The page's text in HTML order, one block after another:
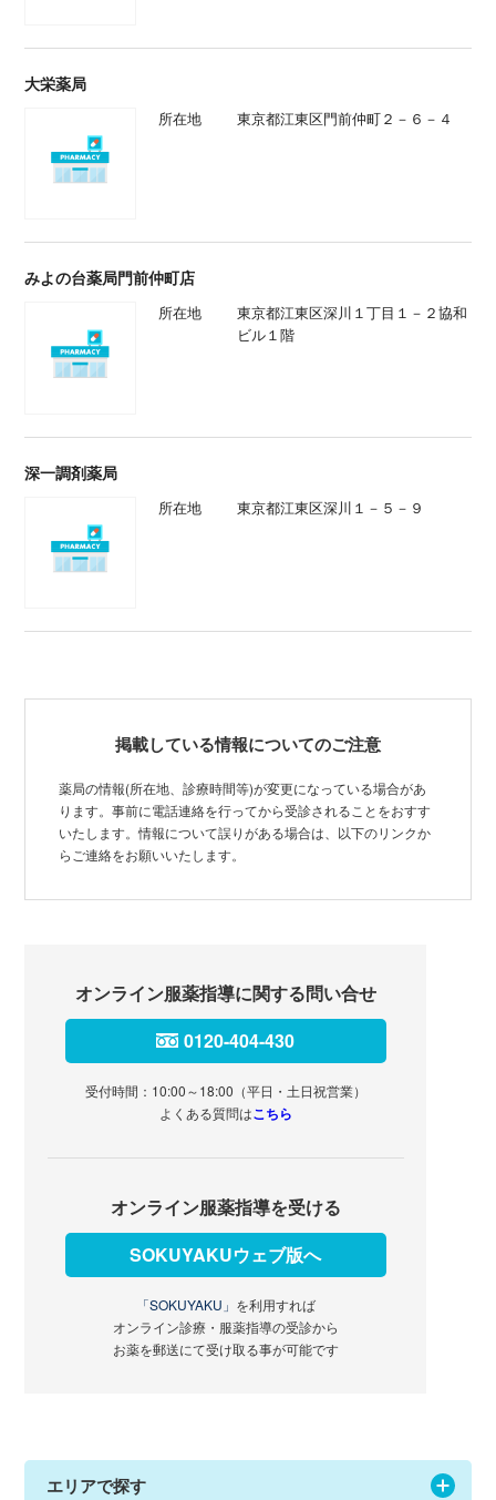
大栄薬局
所在地 東京都江東区門前仲町２－６－４
みよの台薬局門前仲町店
所在地
東京都江東区深川１丁目１－２協和
ビル１階
深一調剤薬局
所在地 東京都江東区深川１－５－９
掲載している情報についてのご注意
薬局の情報(所在地、診療時間等)が変更になっている場合があ
ります。事前に電話連絡を行ってから受診されることをおすす
いたします。情報について誤りがある場合は、以下のリンクか
らご連絡をお願いいたします。
オンライン服薬指導に関する問い合せ
0120-404-430
受付時間：10:00～18:00（平日・土日祝営業）
よくある質問はこちら
オンライン服薬指導を受ける
SOKUYAKUウェブ版へ
「SOKUYAKU」 を利用すれば
オンライン診療・服薬指導の受診から
お薬を郵送にて受け取る事が可能です
エリアで探す